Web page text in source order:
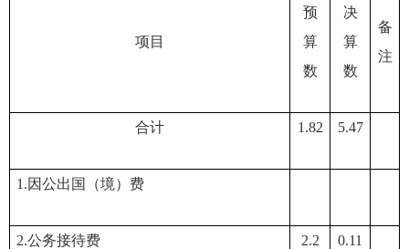
项目
预
算
数
决
算
数
备
注
合计 1.82 5.47
1.因公出国（境）费
2.公务接待费 2.2 0.11